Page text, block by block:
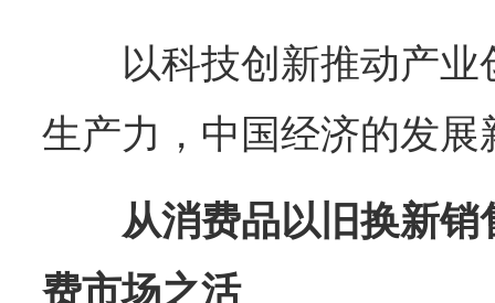
以科技创新推动产
生产力，中国经济的发
从消费品以旧换新
费市场之活